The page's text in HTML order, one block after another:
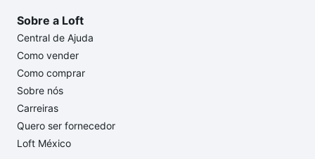
Sobre a Loft
Central de Ajuda
Como vender
Como comprar
Sobre nós
Carreiras
Quero ser fornecedor
Loft México